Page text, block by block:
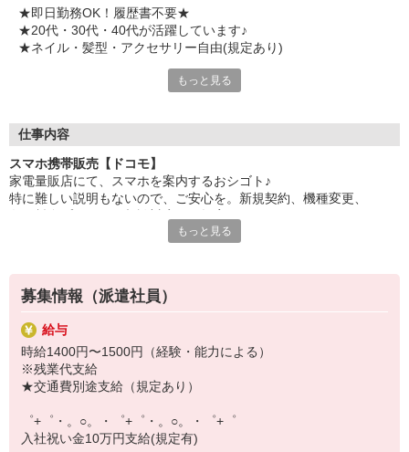
★即日勤務OK！履歴書不要★
★20代・30代・40代が活躍しています♪
★ネイル・髪型・アクセサリー自由(規定あり)
各キャリアの新機種が特別価格で購入OK！！
特別割引価格でご利用可能☆☆
お得に過ごしたいあなたの味方です♪
【選べるお仕事いろいろ】
事務、経理、データ入力、コールセンター、受付
▼工場・製造・軽作業系
機械/食品製造・梱包・仕分け・加工・組立・検査
▼美容系
眉毛サロンのアイブロウ・ネイリスト・エステ
▼営業・販売
法人営業・アパレル販売・個別指導塾・人材紹介
▼人気案件も多数♪
短期・期間限定・オープニング・官公庁案件
上場/優良/大手企業など
もっと見る
仕事内容
スマホ携帯販売【ドコモ】
家電量販店にて、スマホを案内するおシゴト♪
特に難しい説明もないので、ご安心を。新規契約、機種変更、
満足度◎
■携帯やインターネット販売業務
docomo(ドコモ)/au(エーユー)・KDDI/softbank(ソフトバンク)など
の大手キャリアから
ワイモバイル(Y!mobille)、楽天モバイル、UQなど格安スマホまで幅
広く紹介可能♪
もっと見る
募集情報（派遣社員）
給与
時給1400円〜1500円（経験・能力による）
※残業代支給
★交通費別途支給（規定あり）
゜+゜・。○。・゜+゜・。○。・゜+゜
入社祝い金10万円支給(規定有)